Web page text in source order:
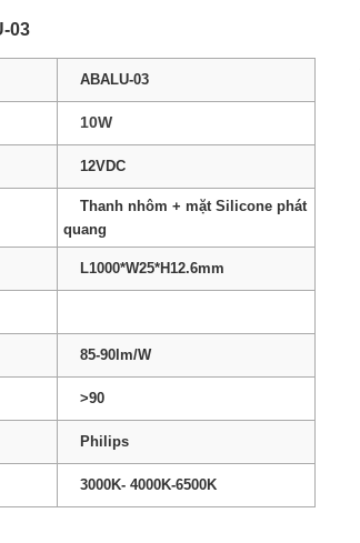
03
ABALU-03
10W
12VDC
Thanh nhôm + mặt Silicone phát
quang
L1000*W25*H12.6mm
85-90lm/W
>90
Philips
3000K- 4000K-6500K